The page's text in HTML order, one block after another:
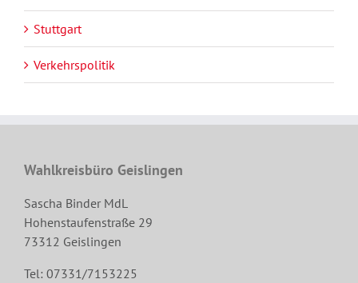
Stuttgart
Verkehrspolitik
Wahlkreisbüro Geislingen
Sascha Binder MdL
Hohenstaufenstraße 29
73312 Geislingen
Tel: 07331/7153225